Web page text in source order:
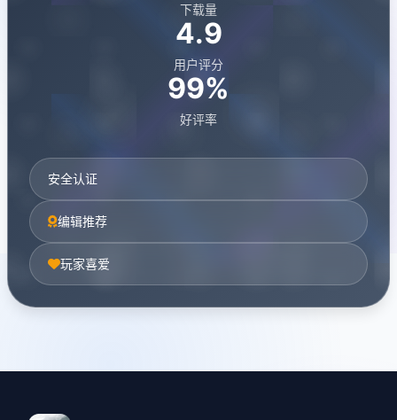
下载量
4.9
用户评分
99%
好评率
安全认证
编辑推荐
玩家喜爱